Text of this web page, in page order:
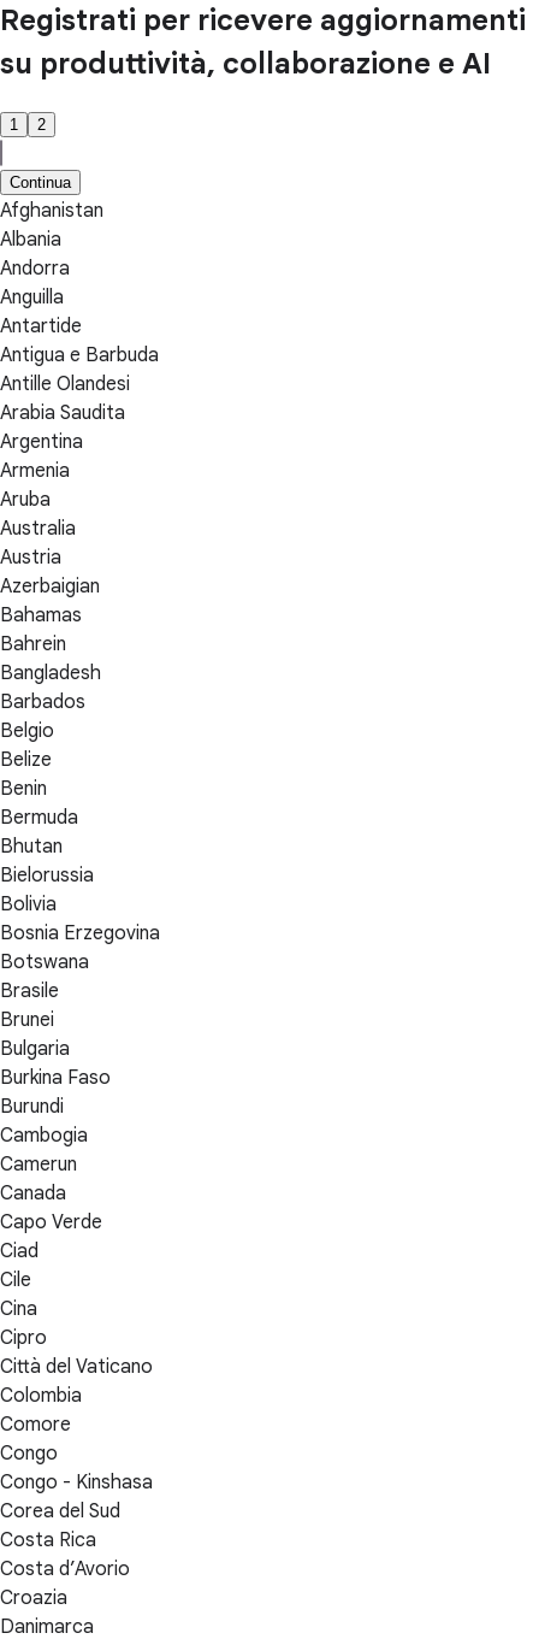
Registrati per ricevere aggiornamenti
su produttività, collaborazione e AI
1 2
Continua
Afghanistan
Albania
Andorra
Anguilla
Antartide
Antigua e Barbuda
Antille Olandesi
Arabia Saudita
Argentina
Armenia
Aruba
Australia
Austria
Azerbaigian
Bahamas
Bahrein
Bangladesh
Barbados
Belgio
Belize
Benin
Bermuda
Bhutan
Bielorussia
Bolivia
Bosnia Erzegovina
Botswana
Brasile
Brunei
Bulgaria
Burkina Faso
Burundi
Cambogia
Camerun
Canada
Capo Verde
Ciad
Cile
Cina
Cipro
Città del Vaticano
Colombia
Comore
Congo
Congo - Kinshasa
Corea del Sud
Costa Rica
Costa d’Avorio
Croazia
Danimarca